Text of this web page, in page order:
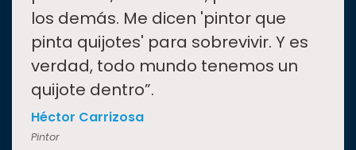
los demás. Me dicen 'pintor que
pinta quijotes' para sobrevivir. Y es
verdad, todo mundo tenemos un
quijote dentro”.
Héctor Carrizosa
Pintor